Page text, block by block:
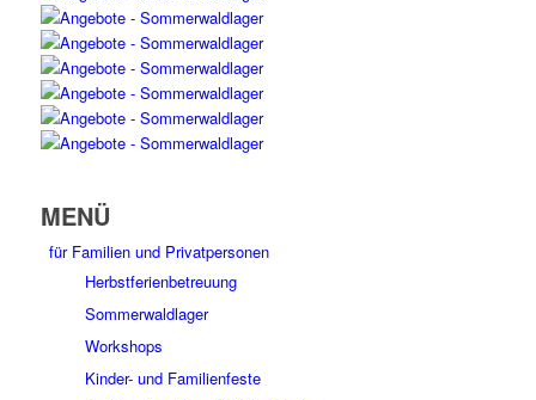
MENÜ
für Familien und Privatpersonen
Herbstferienbetreuung
Sommerwaldlager
Workshops
Kinder- und Familienfeste